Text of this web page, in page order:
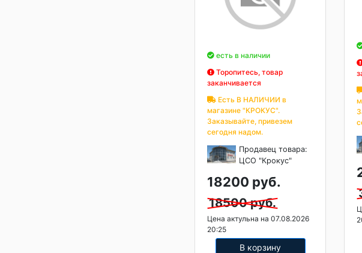
есть в наличии
Торопитесь, товар
заканчивается
Есть В НАЛИЧИИ в
магазине "КРОКУС".
Заказывайте, привезем
сегодня надом.
Продавец товара:
ЦСО "Крокус"
18200 руб.
18500 руб.
Цена актульна на 07.08.2026
20:25
В корзину